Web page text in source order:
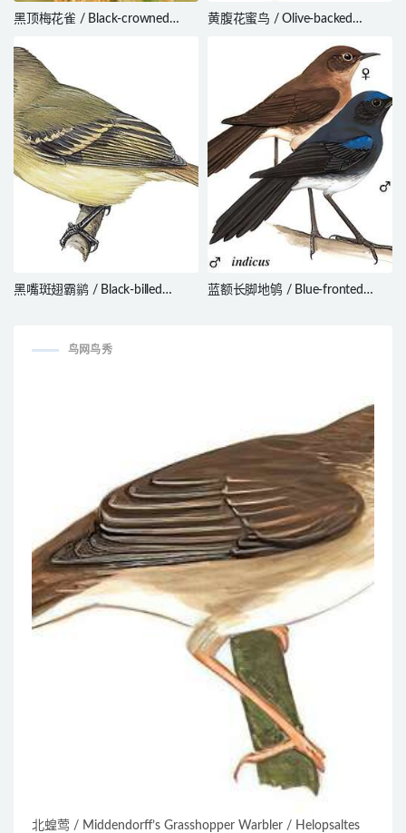
黑顶梅花雀 / Black-crowned
黄腹花蜜鸟 / Olive-backed
黑嘴斑翅霸鹟 / Black-billed
蓝额长脚地鸲 / Blue-fronted
鸟网鸟秀
北蝗莺 / Middendorff’s Grasshopper Warbler / Helopsaltes